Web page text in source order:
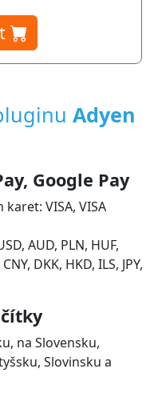
Adyen
Google Pay
VISA, VISA
AUD, PLN, HUF,
DKK, HKD, ILS, JPY,
na Slovensku,
Slovinsku a